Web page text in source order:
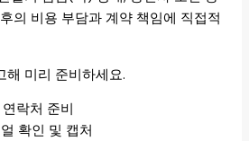
의 비용 부담과 계약 책임에 직접적
해 미리 준비하세요.
락처 준비
확인 및 캡처